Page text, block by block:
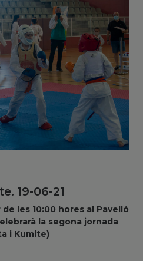
19-06-21
les 10:00 hores al Pavelló
la segona jornada
i Kumite)